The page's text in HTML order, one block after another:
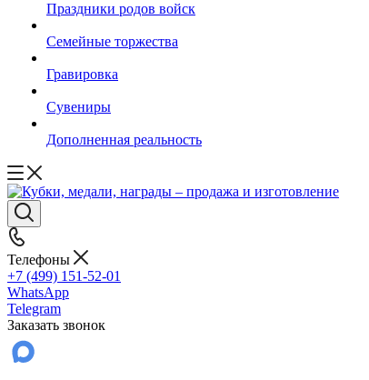
Праздники родов войск
Семейные торжества
Гравировка
Сувениры
Дополненная реальность
Телефоны
+7 (499) 151-52-01
WhatsApp
Telegram
Заказать звонок